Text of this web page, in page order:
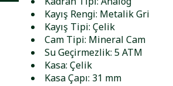
Kayış Rengi: Metalik Gri
Kayış Tipi: Çelik
Cam Tipi: Mineral Cam
Su Geçirmezlik: 5 ATM
Kasa: Çelik
Kasa Çapı: 31 mm